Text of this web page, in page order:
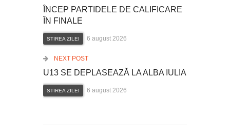
ÎNCEP PARTIDELE DE CALIFICARE
ÎN FINALE
STIREA ZILEI 6 august 2026
NEXT POST
U13 SE DEPLASEAZĂ LA ALBA IULIA
STIREA ZILEI 6 august 2026